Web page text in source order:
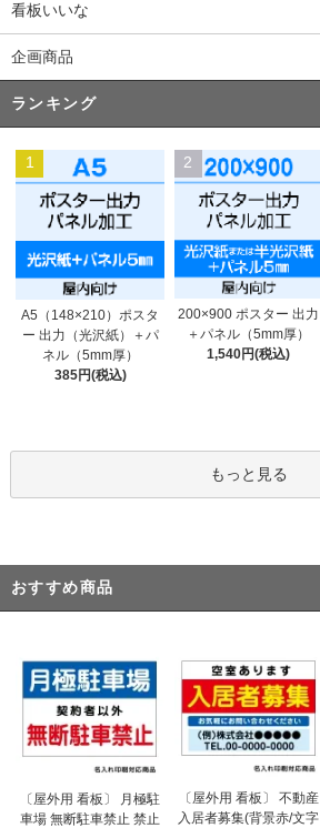
看板いいな
企画商品
ランキング
1
A5（148×210）ポスタ
ー 出力（光沢紙）＋パ
ネル（5mm厚）
385円(税込)
2
200×900 ポスター 出力
＋パネル（5mm厚）
1,540円(税込)
もっと見る
おすすめ商品
〔屋外用 看板〕 月極駐
車場 無断駐車禁止 禁止
〔屋外用 看板〕 不動産
入居者募集(背景赤/文字